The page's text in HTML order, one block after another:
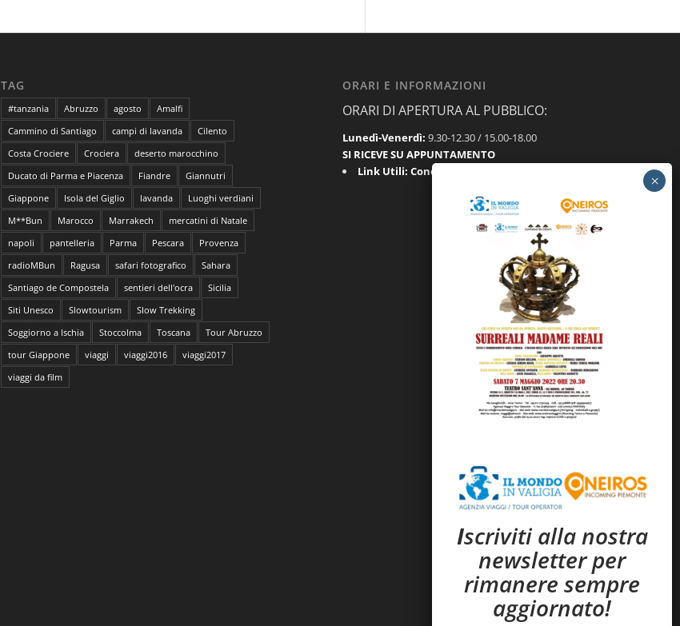
TAG
#tanzania Abruzzo agosto
Amalfi
Cammino di Santiago
campi di lavanda
Cilento
Costa Crociere
Crociera
deserto marocchino
Ducato di Parma e Piacenza
Fiandre
Giannutri
Giappone
Isola del Giglio lavanda
Luoghi verdiani
M**Bun
Marocco Marrakech
mercatini di Natale
napoli
pantelleria Parma Pescara
Provenza
radioMBun
Ragusa safari fotografico
Sahara
Santiago de Compostela
sentieri dell'ocra
Sicilia
Siti Unesco
Slowtourism
Slow Trekking
Soggiorno a Ischia
Stoccolma Toscana
Tour Abruzzo
tour Giappone
viaggi viaggi2016
viaggi2017
viaggi da film
ORARI E INFORMAZIONI
ORARI DI APERTURA AL PUBBLICO:
Lunedì-Venerdì:9.30-12.30 / 15.00-18.00
SI RICEVE SU APPUNTAMENTO
Link Utili:Condizioni Generali
Iscriviti alla nostra
newsletter per
rimanere sempre
aggiornato!